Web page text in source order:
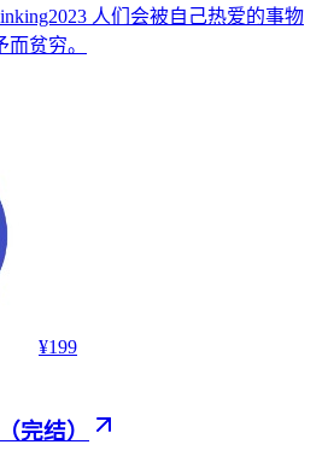
人们会被自己热爱的事物
贫穷。
¥199
完结）